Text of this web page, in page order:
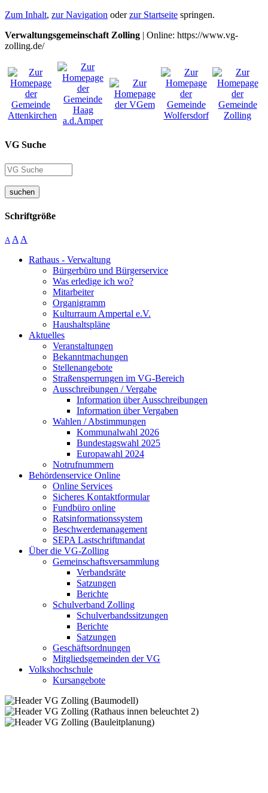
Zum Inhalt, zur Navigation oderzur Startseite springen.
Verwaltungsgemeinschaft Zolling | Online: https://www.vg-
zolling.de/
VG Suche
suchen
Schriftgröße
A A A
Rathaus - Verwaltung
Bürgerbüro und Bürgerservice
Was erledige ich wo?
Mitarbeiter
Organigramm
Kulturraum Ampertal e.V.
Haushaltspläne
Aktuelles
Veranstaltungen
Bekanntmachungen
Stellenangebote
Straßensperrungen im VG-Bereich
Ausschreibungen / Vergabe
Information über Ausschreibungen
Information über Vergaben
Wahlen / Abstimmungen
Kommunalwahl 2026
Bundestagswahl 2025
Europawahl 2024
Notrufnummern
Behördenservice Online
Online Services
Sicheres Kontaktformular
Fundbüro online
Ratsinformationssystem
Beschwerdemanagement
SEPA Lastschriftmandat
Über die VG-Zolling
Gemeinschaftsversammlung
Verbandsräte
Satzungen
Berichte
Schulverband Zolling
Schulverbandssitzungen
Berichte
Satzungen
Geschäftsordnungen
Mitgliedsgemeinden der VG
Volkshochschule
Kursangebote